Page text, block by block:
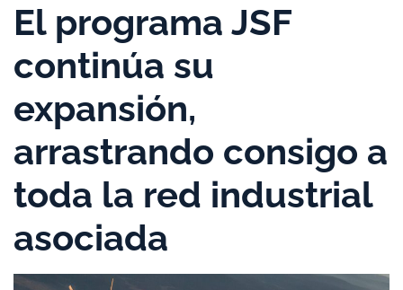
El programa JSF
continúa su
expansión,
arrastrando consigo a
toda la red industrial
asociada